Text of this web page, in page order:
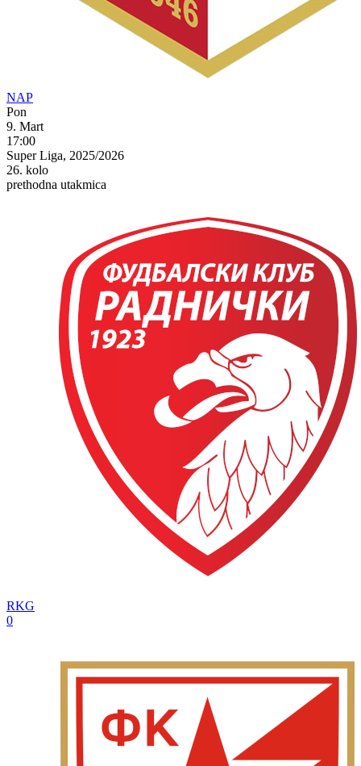
NAP
Pon
9. Mart
17:00
Super Liga, 2025/2026
26. kolo
prethodna utakmica
RKG
0